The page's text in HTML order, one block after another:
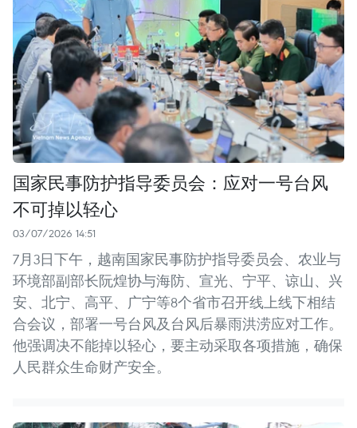
国家民事防护指导委员会：应对一号台风
不可掉以轻心
03/07/2026 14:51
7月3日下午，越南国家民事防护指导委员会、农业与
环境部副部长阮煌协与海防、宣光、宁平、谅山、兴
安、北宁、高平、广宁等8个省市召开线上线下相结
合会议，部署一号台风及台风后暴雨洪涝应对工作。
他强调决不能掉以轻心，要主动采取各项措施，确保
人民群众生命财产安全。